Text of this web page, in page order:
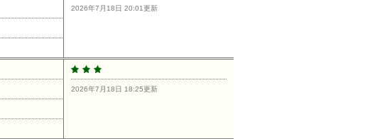
2026年7月18日 20:01更新
2026年7月18日 18:25更新